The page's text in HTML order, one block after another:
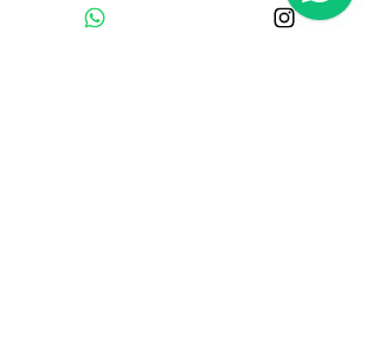
agradável, os taninos são